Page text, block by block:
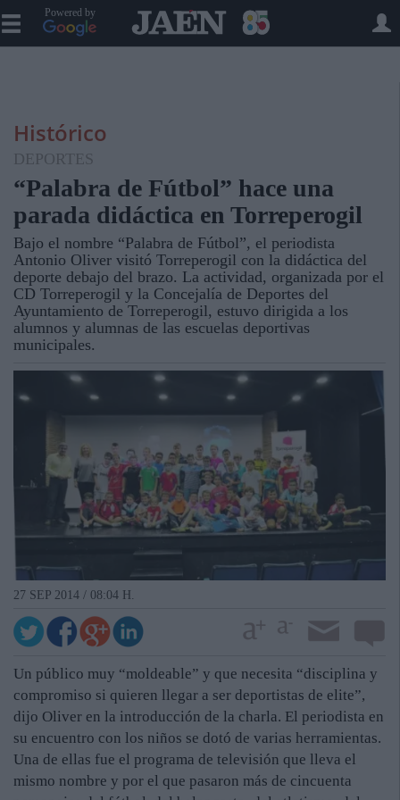
Powered by
Histórico
DEPORTES
“Palabra de Fútbol” hace una
parada didáctica en Torreperogil
Bajo el nombre “Palabra de Fútbol”, el periodista
Antonio Oliver visitó Torreperogil con la didáctica del
deporte debajo del brazo. La actividad, organizada por el
CD Torreperogil y la Concejalía de Deportes del
Ayuntamiento de Torreperogil, estuvo dirigida a los
alumnos y alumnas de las escuelas deportivas
municipales.
27 SEP 2014 / 08:04 H.
Un público muy “moldeable” y que necesita “disciplina y
compromiso si quieren llegar a ser deportistas de elite”,
dijo Oliver en la introducción de la charla. El periodista en
su encuentro con los niños se dotó de varias herramientas.
Una de ellas fue el programa de televisión que lleva el
mismo nombre y por el que pasaron más de cincuenta